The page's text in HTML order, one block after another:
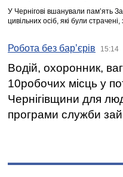
У Чернігові вшанували пам’ять
цивільних осіб, які були
Робота без бар’єрів 15:14
Водій, охоронник,
10робочих місць у
Чернігівщини для
програми служби